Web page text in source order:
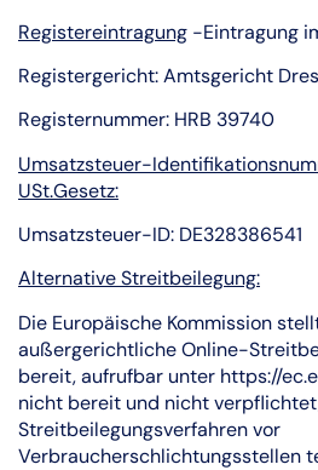
Registereintragung -Eintragung
Registergericht: Amtsgericht
Registernummer: HRB 39740
Umsatzsteuer-
USt.Gesetz:
Umsatzsteuer-ID: DE328386541
Alternative Streitbeilegung:
Die Europäische Kommission
außergerichtliche Online-
bereit, aufrufbar unter https://
nicht bereit und nicht
Streitbeilegungsverfahren vor
Verbraucherschlichtungsstellen